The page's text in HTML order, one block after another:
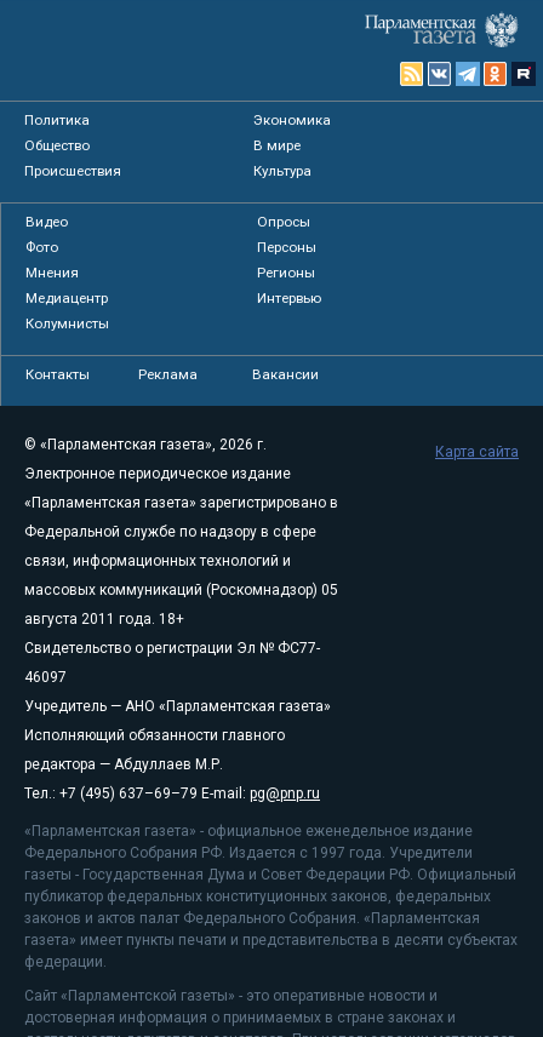
Политика
Экономика
Общество
В мире
Происшествия
Культура
Видео
Опросы
Фото
Персоны
Мнения
Регионы
Медиацентр
Интервью
Колумнисты
Контакты Реклама Вакансии
© «Парламентская газета», 2026 г.
Электронное периодическое издание
«Парламентская газета» зарегистрировано в
Федеральной службе по надзору в сфере
связи, информационных технологий и
массовых коммуникаций (Роскомнадзор) 05
августа 2011 года. 18+
Свидетельство о регистрации Эл № ФС77-
46097
Учредитель — АНО «Парламентская газета»
Исполняющий обязанности главного
редактора — Абдуллаев М.Р.
Тел.: +7 (495) 637–69–79 E-mail: pg@pnp.ru
«Парламентская газета» - официальное еженедельное издание
Федерального Собрания РФ. Издается с 1997 года. Учредители
газеты - Государственная Дума и Совет Федерации РФ. Официальный
публикатор федеральных конституционных законов, федеральных
законов и актов палат Федерального Собрания. «Парламентская
газета» имеет пункты печати и представительства в десяти субъектах
федерации.
Сайт «Парламентской газеты» - это оперативные новости и
достоверная информация о принимаемых в стране законах и
Карта сайта